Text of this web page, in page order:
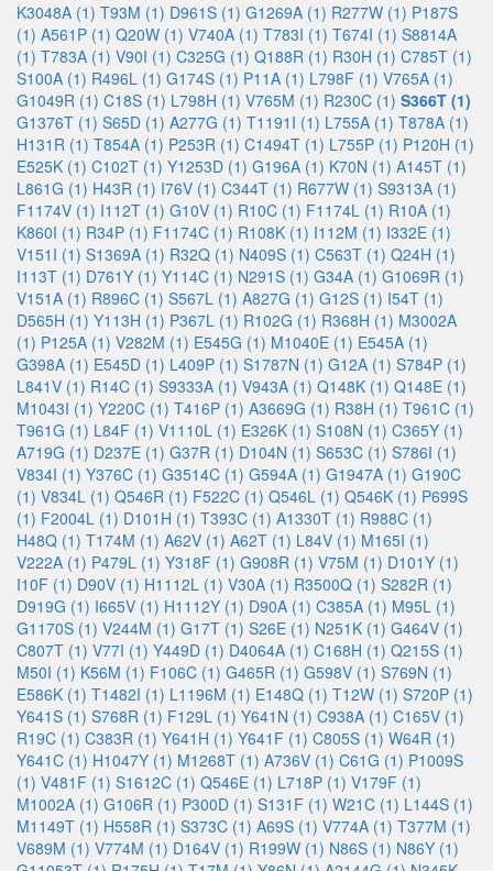
K3048A (1) T93M (1) D961S (1) G1269A (1) R277W (1) P187S
(1) A561P (1) Q20W (1) V740A (1) T783I (1) T674I (1) S8814A
(1) T783A (1) V90I (1) C325G (1) Q188R (1) R30H (1) C785T (1)
S100A (1) R496L (1) G174S (1) P11A (1) L798F (1) V765A (1)
G1049R (1) C18S (1) L798H (1) V765M (1) R230C (1) S366T (1)
G1376T (1) S65D (1) A277G (1) T1191I (1) L755A (1) T878A (1)
H131R (1) T854A (1) P253R (1) C1494T (1) L755P (1) P120H (1)
E525K (1) C102T (1) Y1253D (1) G196A (1) K70N (1) A145T (1)
L861G (1) H43R (1) I76V (1) C344T (1) R677W (1) S9313A (1)
F1174V (1) I112T (1) G10V (1) R10C (1) F1174L (1) R10A (1)
K860I (1) R34P (1) F1174C (1) R108K (1) I112M (1) I332E (1)
V151I (1) S1369A (1) R32Q (1) N409S (1) C563T (1) Q24H (1)
I113T (1) D761Y (1) Y114C (1) N291S (1) G34A (1) G1069R (1)
V151A (1) R896C (1) S567L (1) A827G (1) G12S (1) I54T (1)
D565H (1) Y113H (1) P367L (1) R102G (1) R368H (1) M3002A
(1) P125A (1) V282M (1) E545G (1) M1040E (1) E545A (1)
G398A (1) E545D (1) L409P (1) S1787N (1) G12A (1) S784P (1)
L841V (1) R14C (1) S9333A (1) V943A (1) Q148K (1) Q148E (1)
M1043I (1) Y220C (1) T416P (1) A3669G (1) R38H (1) T961C (1)
T961G (1) L84F (1) V1110L (1) E326K (1) S108N (1) C365Y (1)
A719G (1) D237E (1) G37R (1) D104N (1) S653C (1) S786I (1)
V834I (1) Y376C (1) G3514C (1) G594A (1) G1947A (1) G190C
(1) V834L (1) Q546R (1) F522C (1) Q546L (1) Q546K (1) P699S
(1) F2004L (1) D101H (1) T393C (1) A1330T (1) R988C (1)
H48Q (1) T174M (1) A62V (1) A62T (1) L84V (1) M165I (1)
V222A (1) P479L (1) Y318F (1) G908R (1) V75M (1) D101Y (1)
I10F (1) D90V (1) H1112L (1) V30A (1) R3500Q (1) S282R (1)
D919G (1) I665V (1) H1112Y (1) D90A (1) C385A (1) M95L (1)
G1170S (1) V244M (1) G17T (1) S26E (1) N251K (1) G464V (1)
C807T (1) V77I (1) Y449D (1) D4064A (1) C168H (1) Q215S (1)
M50I (1) K56M (1) F106C (1) G465R (1) G598V (1) S769N (1)
E586K (1) T1482I (1) L1196M (1) E148Q (1) T12W (1) S720P (1)
Y641S (1) S768R (1) F129L (1) Y641N (1) C938A (1) C165V (1)
R19C (1) C383R (1) Y641H (1) Y641F (1) C805S (1) W64R (1)
Y641C (1) H1047Y (1) M1268T (1) A736V (1) C61G (1) P1009S
(1) V481F (1) S1612C (1) Q546E (1) L718P (1) V179F (1)
M1002A (1) G106R (1) P300D (1) S131F (1) W21C (1) L144S (1)
M1149T (1) H558R (1) S373C (1) A69S (1) V774A (1) T377M (1)
V689M (1) V774M (1) D164V (1) R199W (1) N86S (1) N86Y (1)